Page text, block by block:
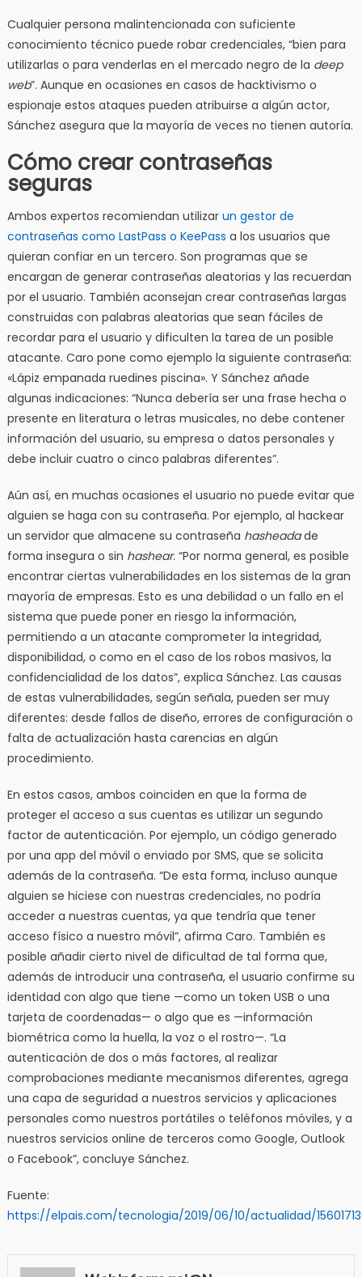
Cualquier persona malintencionada con suficiente
conocimiento técnico puede robar credenciales, “bien para
utilizarlas o para venderlas en el mercado negro de la deep
web”. Aunque en ocasiones en casos de hacktivismo o
espionaje estos ataques pueden atribuirse a algún actor,
Sánchez asegura que la mayoría de veces no tienen autoría.
Cómo crear contraseñas
seguras
Ambos expertos recomiendan utilizar un gestor de
contraseñas como LastPass o KeePass a los usuarios que
quieran confiar en un tercero. Son programas que se
encargan de generar contraseñas aleatorias y las recuerdan
por el usuario. También aconsejan crear contraseñas largas
construidas con palabras aleatorias que sean fáciles de
recordar para el usuario y dificulten la tarea de un posible
atacante. Caro pone como ejemplo la siguiente contraseña:
«Lápiz empanada ruedines piscina». Y Sánchez añade
algunas indicaciones: “Nunca debería ser una frase hecha o
presente en literatura o letras musicales, no debe contener
información del usuario, su empresa o datos personales y
debe incluir cuatro o cinco palabras diferentes”.
Aún así, en muchas ocasiones el usuario no puede evitar que
alguien se haga con su contraseña. Por ejemplo, al hackear
un servidor que almacene su contraseña hasheadade
forma insegura o sin hashear. “Por norma general, es posible
encontrar ciertas vulnerabilidades en los sistemas de la gran
mayoría de empresas. Esto es una debilidad o un fallo en el
sistema que puede poner en riesgo la información,
permitiendo a un atacante comprometer la integridad,
disponibilidad, o como en el caso de los robos masivos, la
confidencialidad de los datos”, explica Sánchez. Las causas
de estas vulnerabilidades, según señala, pueden ser muy
diferentes: desde fallos de diseño, errores de configuración o
falta de actualización hasta carencias en algún
procedimiento.
En estos casos, ambos coinciden en que la forma de
proteger el acceso a sus cuentas es utilizar un segundo
factor de autenticación. Por ejemplo, un código generado
por una app del móvil o enviado por SMS, que se solicita
además de la contraseña. “De esta forma, incluso aunque
alguien se hiciese con nuestras credenciales, no podría
acceder a nuestras cuentas, ya que tendría que tener
acceso físico a nuestro móvil”, afirma Caro. También es
posible añadir cierto nivel de dificultad de tal forma que,
además de introducir una contraseña, el usuario confirme su
identidad con algo que tiene —como un token USB o una
tarjeta de coordenadas— o algo que es —información
biométrica como la huella, la voz o el rostro—. “La
autenticación de dos o más factores, al realizar
comprobaciones mediante mecanismos diferentes, agrega
una capa de seguridad a nuestros servicios y aplicaciones
personales como nuestros portátiles o teléfonos móviles, y a
nuestros servicios online de terceros como Google, Outlook
o Facebook”, concluye Sánchez.
Fuente:
https://elpais.com/tecnologia/2019/06/10/actualidad/